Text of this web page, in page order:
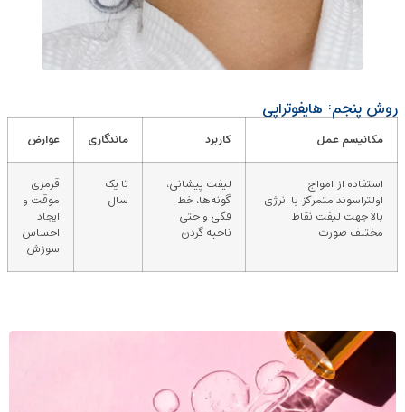
روش پنجم: هایفوتراپی
مکانیسم عمل کاربرد ماندگاری عوارض
استفاده از امواج
اولتراسوند متمرکز با انرژی
بالا جهت لیفت نقاط
مختلف صورت
لیفت پیشانی،
گونه‌ها، خط
فکی و حتی
ناحیه گردن
تا یک
سال
قرمزی
موقت و
ایجاد
احساس
سوزش